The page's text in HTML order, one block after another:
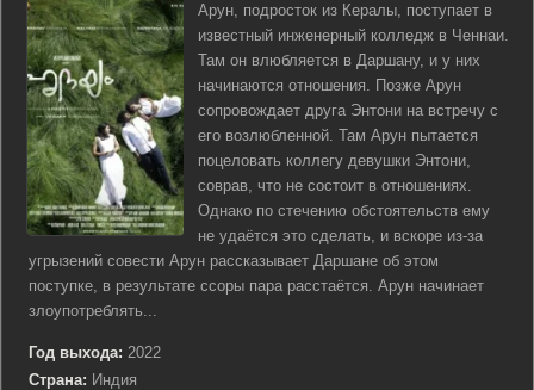
Арун, подросток из Кералы, поступает в
известный инженерный колледж в Ченнаи.
Там он влюбляется в Даршану, и у них
начинаются отношения. Позже Арун
сопровождает друга Энтони на встречу с
его возлюбленной. Там Арун пытается
поцеловать коллегу девушки Энтони,
соврав, что не состоит в отношениях.
Однако по стечению обстоятельств ему
не удаётся это сделать, и вскоре из-за
угрызений совести Арун рассказывает Даршане об этом
поступке, в результате ссоры пара расстаётся. Арун начинает
злоупотреблять...
Год выхода: 2022
Страна: Индия